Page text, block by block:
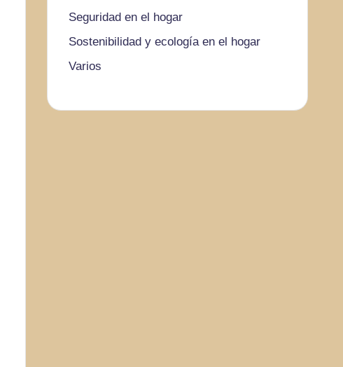
Seguridad en el hogar
Sostenibilidad y ecología en el hogar
Varios